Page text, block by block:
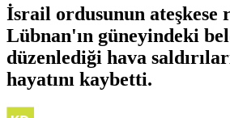
İsrail ordusunun ateşkese
Lübnan'ın güneyindeki
düzenlediği hava
hayatını kaybetti.